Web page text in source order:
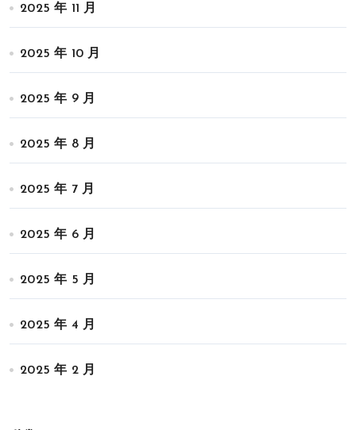
2025 年 11 月
2025 年 10 月
2025 年 9 月
2025 年 8 月
2025 年 7 月
2025 年 6 月
2025 年 5 月
2025 年 4 月
2025 年 2 月